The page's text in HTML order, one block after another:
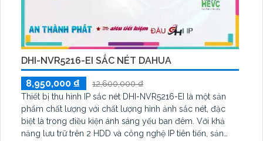
DHI-NVR5216-EI SẮC NÉT DAHUA
8,950,000 ₫
12,600,000 ₫
Thiết bị thu hình IP sắc nét DHI-NVR5216-EI là một sản
phẩm chất lượng với chất lượng hình ảnh sắc nét, đặc
biệt là trong điều kiện ánh sáng yếu ban đêm. Với khả
năng lưu trữ trên 2 HDD và công nghệ IP tiên tiến, sản